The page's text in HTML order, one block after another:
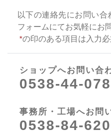
以下の連絡先にお問い
フォームにてお気軽にお
*の印のある項目は入力
ショップへお問い合
0538-44-
事務所・工場へお問
0538-84-